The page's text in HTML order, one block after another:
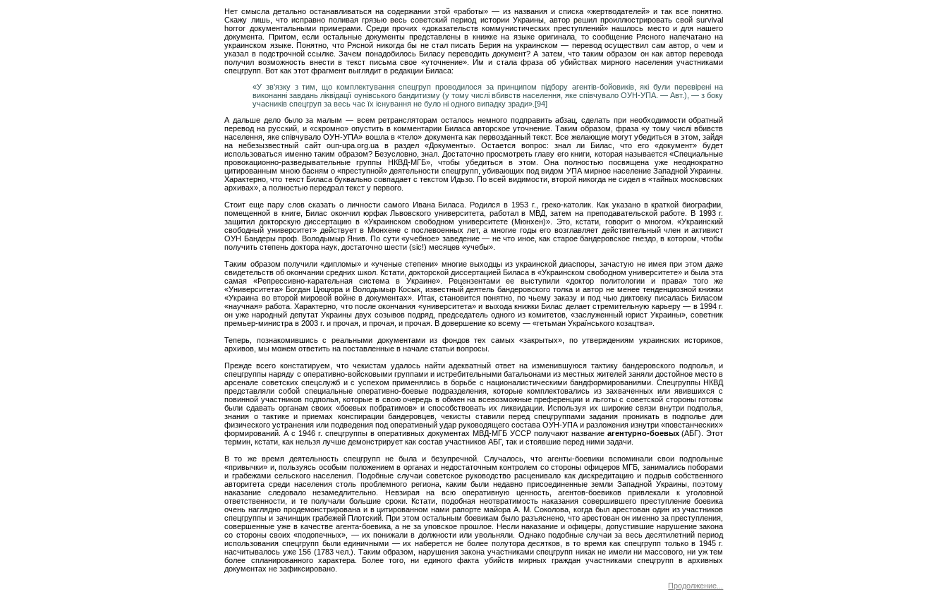
Нет смысла детально останавливаться на содержании этой «работы» — из названия и списка «жертводателей» и так все понятно.
Скажу лишь, что исправно поливая грязью весь советский период истории Украины, автор решил проиллюстрировать свой survival
horror документальными примерами. Среди прочих «доказательств коммунистических преступлений» нашлось место и для нашего
документа. Притом, если остальные документы представлены в книжке на языке оригинала, то сообщение Рясного напечатано на
украинском языке. Понятно, что Рясной никогда бы не стал писать Берия на украинском — перевод осуществил сам автор, о чем и
указал в подстрочной ссылке. Зачем понадобилось Биласу переводить документ? А затем, что таким образом он как автор перевода
получил возможность внести в текст письма свое «уточнение». Им и стала фраза об убийствах мирного населения участниками
спецгрупп. Вот как этот фрагмент выглядит в редакции Биласа:
«У зв'язку з тим, що комплектування спецгруп проводилося за принципом підбору агентів-бойовиків, які були перевірені на
виконанні завдань ліквідації оунівського бандитизму (у тому числі вбивств населення, яке співчувало ОУН-УПА. — Авт.), — з боку
учасників спецгруп за весь час їх існування не було ні одного випадку зради».[94]
А дальше дело было за малым — всем ретрансляторам осталось немного подправить абзац, сделать при необходимости обратный
перевод на русский, и «скромно» опустить в комментарии Биласа авторское уточнение. Таким образом, фраза «у тому числі вбивств
населення, яке співчувало ОУН-УПА» вошла в «тело» документа как первозданный текст. Все желающие могут убедиться в этом, зайдя
на небезызвестный сайт oun-upa.org.ua в раздел «Документы». Остается вопрос: знал ли Билас, что его «документ» будет
использоваться именно таким образом? Безусловно, знал. Достаточно просмотреть главу его книги, которая называется «Специальные
провокационно-разведывательные группы НКВД-МГБ», чтобы убедиться в этом. Она полностью посвящена уже неоднократно
цитированным мною басням о «преступной» деятельности спецгрупп, убивающих под видом УПА мирное население Западной Украины.
Характерно, что текст Биласа буквально совпадает с текстом Идьзо. По всей видимости, второй никогда не сидел в «тайных московских
архивах», а полностью передрал текст у первого.
Стоит еще пару слов сказать о личности самого Ивана Биласа. Родился в 1953 г., греко-католик. Как указано в краткой биографии,
помещенной в книге, Билас окончил юрфак Львовского университета, работал в МВД, затем на преподавательской работе. В 1993 г.
защитил докторскую диссертацию в «Украинском свободном университете (Мюнхен)». Это, кстати, говорит о многом. «Укpaинcкий
свободный унивepcитeт» действует в Mюнxeне с послевоенных лет, а многие годы его возглавляет действительный член и активист
OУH Бaндepы пpoф. Bолодымыp Янив. По сути «учебное» заведение — не что иное, как старое бандеровское гнездо, в котором, чтобы
получить степень доктора наук, достаточно шести (siс!) месяцев «учебы».
Таким образом получили «дипломы» и «ученые степени» многие выходцы из украинской диаспоры, зачастую не имея при этом даже
свидетельств об окончании средних школ. Кстати, докторской диссертацией Биласа в «Украинском свободном университете» и была эта
самая «Репрессивно-карательная система в Украине». Рецензентами ее выступили «доктор политологии и права» того же
«Университета» Богдан Цюцюра и Володымыр Косык, известный деятель бандеровского толка и автор не менее тенденциозной книжки
«Украина во второй мировой войне в документах». Итак, становится понятно, по чьему заказу и под чью диктовку писалась Биласом
«научная» работа. Характерно, что после окончания «университета» и выхода книжки Билас делает стремительную карьеру — в 1994 г.
он уже народный депутат Украины двух созывов подряд, председатель одного из комитетов, «заслуженный юрист Украины», советник
премьер-министра в 2003 г. и прочая, и прочая, и прочая. В довершение ко всему — «гетьман Українського козацтва».
Теперь, познакомившись с реальными документами из фондов тех самых «закрытых», по утверждениям украинских историков,
архивов, мы можем ответить на поставленные в начале статьи вопросы.
Прежде всего констатируем, что чекистам удалось найти адекватный ответ на изменившуюся тактику бандеровского подполья, и
спецгруппы наряду с оперативно-войсковыми группами и истребительными батальонами из местных жителей заняли достойное место в
арсенале советских спецслужб и с успехом применялись в борьбе с националистическими бандформированиями. Спецгруппы НКВД
представляли собой специальные оперативно-боевые подразделения, которые комплектовались из захваченных или явившихся с
повинной участников подполья, которые в свою очередь в обмен на всевозможные преференции и льготы с советской стороны готовы
были сдавать органам своих «боевых побратимов» и способствовать их ликвидации. Используя их широкие связи внутри подполья,
знания о тактике и приемах конспирации бандеровцев, чекисты ставили перед спецгруппами задания проникать в подполье для
физического устранения или подведения под оперативный удар руководящего состава ОУН-УПА и разложения изнутри «повстанческих»
формирований. А с 1946 г. спецгруппы в оперативных документах МВД-МГБ УССР получают название агентурно-боевых(АБГ). Этот
термин, кстати, как нельзя лучше демонстрирует как состав участников АБГ, так и стоявшие перед ними задачи.
В то же время деятельность спецгрупп не была и безупречной. Случалось, что агенты-боевики вспоминали свои подпольные
«привычки» и, пользуясь особым положением в органах и недостаточным контролем со стороны офицеров МГБ, занимались поборами
и грабежами сельского населения. Подобные случаи советское руководство расценивало как дискредитацию и подрыв собственного
авторитета среди населения столь проблемного региона, каким были недавно присоединенные земли Западной Украины, поэтому
наказание следовало незамедлительно. Невзирая на всю оперативную ценность, агентов-боевиков привлекали к уголовной
ответственности, и те получали большие сроки. Кстати, подобная неотвратимость наказания совершившего преступление боевика
очень наглядно продемонстрирована и в цитированном нами рапорте майора А. М. Соколова, когда был арестован один из участников
спецгруппы и зачинщик грабежей Плотский. При этом остальным боевикам было разъяснено, что арестован он именно за преступления,
совершенные уже в качестве агента-боевика, а не за уповское прошлое. Несли наказание и офицеры, допустившие нарушение закона
со стороны своих «подопечных», — их понижали в должности или увольняли. Однако подобные случаи за весь десятилетний период
использования спецгрупп были единичными — их наберется не более полутора десятков, в то время как спецгрупп только в 1945 г.
насчитывалось уже 156 (1783 чел.). Таким образом, нарушения закона участниками спецгрупп никак не имели ни массового, ни уж тем
более спланированного характера. Более того, ни единого факта убийств мирных граждан участниками спецгрупп в архивных
документах не зафиксировано.
Продолжение...